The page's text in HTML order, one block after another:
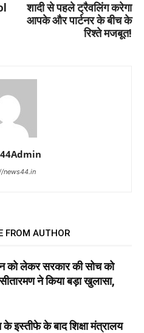
शादी से पहले ट्रैवलिंग करेगा
आपके और पार्टनर के बीच के
रिश्ते मजबूत!
news44.in
FROM AUTHOR
को लेकर सरकार की सोच को
ने किया बड़ा खुलासा,
के इस्तीफे के बाद शिक्षा मंत्रालय